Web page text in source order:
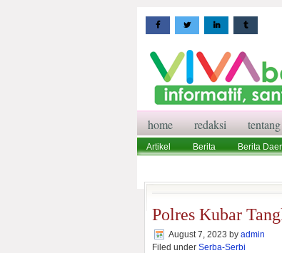
home redaksi
Artikel Berita Berita
Polres Kubar
August 7, 2023 by admin
Filed under Serba-Serbi